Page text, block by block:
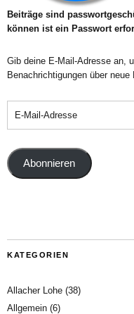
Beiträge sind
können ist ein Passwort
Gib deine E-Mail-Adresse an,
Benachrichtigungen über
Abonnieren
KATEGORIEN
Allacher Lohe (38)
Allgemein (6)